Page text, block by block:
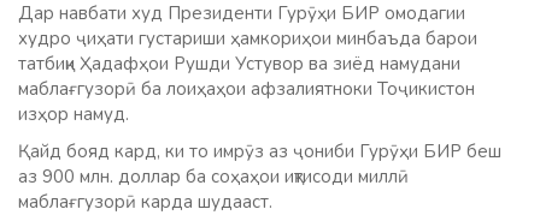
Дар навбати худ Президенти Гурӯҳи БИР омодагии
худро ҷиҳати густариши ҳамкориҳои минбаъда барои
татбиқи Ҳадафҳои Рушди Устувор ва зиёд намудани
маблағгузорӣ ба лоиҳаҳои афзалиятноки Тоҷикистон
изҳор намуд.
Қайд бояд кард, ки то имрӯз аз ҷониби Гурӯҳи БИР беш
аз 900 млн. доллар ба соҳаҳои иқтисоди миллӣ
маблағгузорӣ карда шудааст.